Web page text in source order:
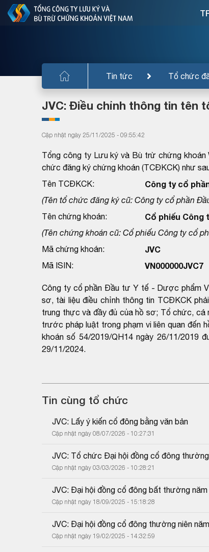
Tin tức Tổ chức
JVC: Điều chỉnh thông tin tên
Cập nhật ngày 25/11/2025 - 09:55:42
Tổng công ty Lưu ký và Bù trừ chứng khoán
chức đăng ký chứng khoán (TCĐKCK) như
Tên TCĐKCK:
Công ty cổ
(Tên tổ chức đăng ký cũ: Công ty cổ phần
Tên chứng khoán:
Cổ phiếu Công
(Tên chứng khoán cũ: Cổ phiếu Công ty cổ
Mã chứng khoán:
JVC
Mã ISIN: VN000000JVC7
Công ty cổ phần Đầu tư Y tế - Dược phẩm
sơ, tài liệu điều chỉnh thông tin TCĐKCK
trung thực và đầy đủ của hồ sơ; Tổ chức, cá
trước pháp luật trong phạm vi liên quan đến
khoán số 54/2019/QH14 ngày 26/11/2019
29/11/2024.
Tin cùng tổ chức
JVC: Lấy ý kiến cổ đông bằng văn bản
Cập nhật ngày 08/07/2026 - 10:27:31
JVC: Tổ chức Đại hội đồng cổ đông thường
Cập nhật ngày 03/03/2026 - 10:28:21
JVC: Đại hội đồng cổ đông bất thường năm
Cập nhật ngày 18/09/2025 - 15:18:28
JVC: Đại hội đồng cổ đông thường niên
Cập nhật ngày 19/02/2025 - 14:32:59